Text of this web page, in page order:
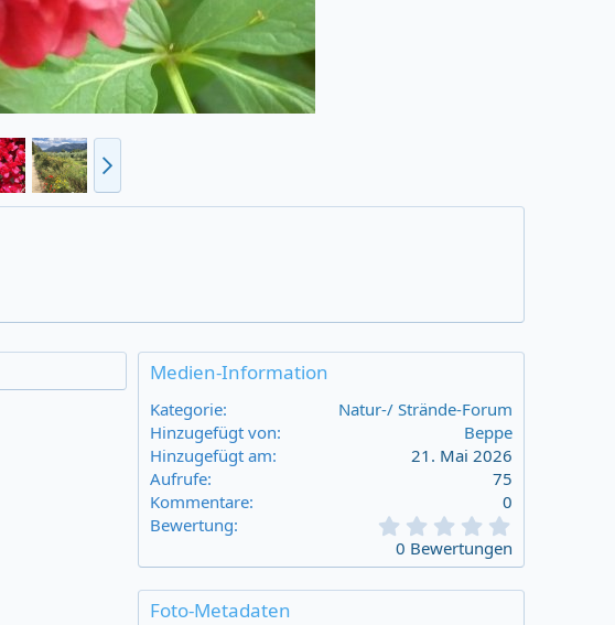
Medien-Information
Kategorie
Natur-/ Strände-Forum
Hinzugefügt von
Beppe
Hinzugefügt am
21. Mai 2026
Aufrufe
75
Kommentare
0
Bewertung
0
0
0 Bewertungen
Foto-Metadaten